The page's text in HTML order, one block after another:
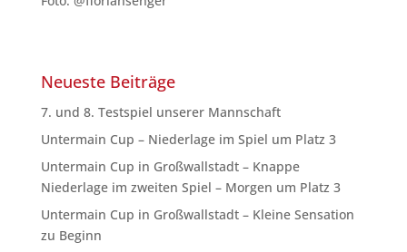
Neueste Beiträge
7. und 8. Testspiel unserer Mannschaft
Untermain Cup – Niederlage im Spiel um Platz 3
Untermain Cup in Großwallstadt – Knappe
Niederlage im zweiten Spiel – Morgen um Platz 3
Untermain Cup in Großwallstadt – Kleine Sensation
zu Beginn